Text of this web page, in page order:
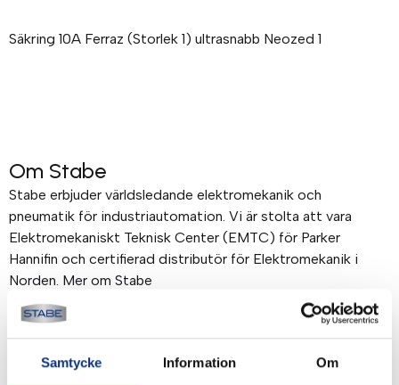
Samtycke Information Om
Säkring 10A Ferraz (Storlek 1) ultrasnabb Neozed 1
Om Stabe
Stabe erbjuder världsledande elektromekanik och
pneumatik för industriautomation. Vi är stolta att vara
Elektromekaniskt Teknisk Center (EMTC) för Parker
Hannifin och certifierad distributör för Elektromekanik i
Norden. Mer om Stabe
Betalning & frakt
Betalning mot faktura, 30 dagar. Fraktkostnad tillkommer.